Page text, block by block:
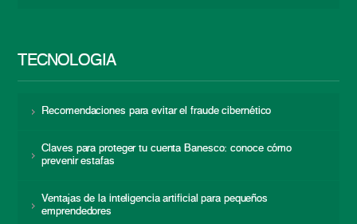
TECNOLOGÍA
Recomendaciones para evitar el fraude cibernético
Claves para proteger tu cuenta Banesco: conoce cómo
prevenir estafas
Ventajas de la inteligencia artificial para pequeños
emprendedores